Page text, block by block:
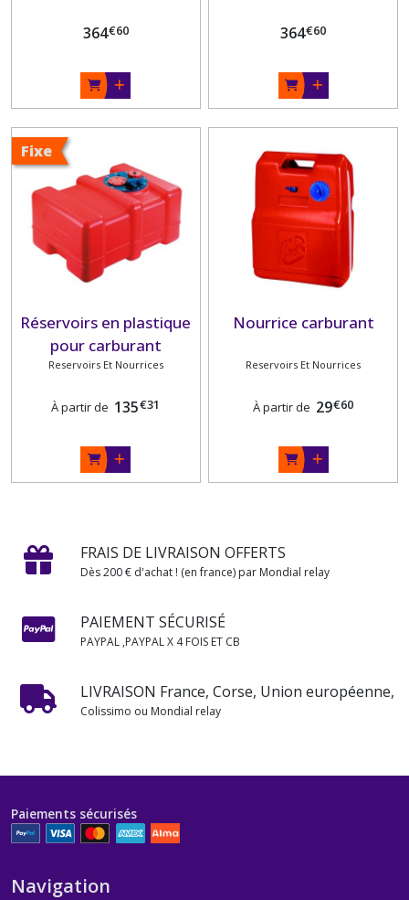
364€60 364€60
Fixe
Réservoirs en plastique
pour carburant
Reservoirs Et Nourrices
À partir de 135€31
Nourrice carburant
Reservoirs Et Nourrices
À partir de 29€60
FRAIS DE LIVRAISON OFFERTS
Dès 200 € d'achat ! (en france) par Mondial relay
PAIEMENT SÉCURISÉ
PAYPAL ,PAYPAL X 4 FOIS ET CB
LIVRAISON France, Corse, Union européenne,
Colissimo ou Mondial relay
Paiements sécurisés
Navigation